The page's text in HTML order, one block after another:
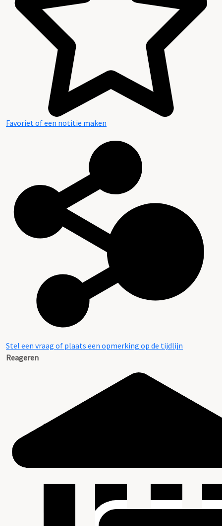
Favoriet of een notitie maken
Stel een vraag of plaats een opmerking op de tijdlijn
Reageren